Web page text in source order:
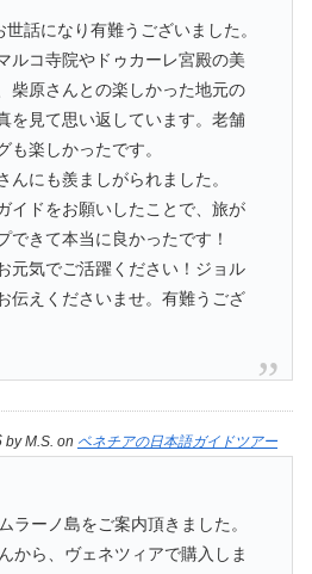
話になり有難うございました。
ルコ寺院やドゥカーレ宮殿の美
柴原さんとの楽しかった地元の
を見て思い返しています。老舗
も楽しかったです。
んにも羨ましがられました。
イドをお願いしたことで、旅が
できて本当に良かったです！
元気でご活躍ください！ジョル
伝えくださいませ。有難うござ
byM.S. on ベネチアの日本語ガイドツアー
ラーノ島をご案内頂きました。
から、ヴェネツィアで購入しま